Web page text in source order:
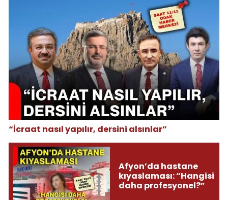
“İcraat nasıl yapılır, dersini alsınlar”
Afyon’da hastane
kıyaslaması: “Hangisi
daha profesyonel?”